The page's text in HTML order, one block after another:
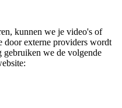
kunnen we je video's of
door externe providers wordt
gebruiken we de volgende